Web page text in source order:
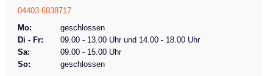
04403 6938717
Mo:
geschlossen
Di - Fr:
09.00 - 13.00 Uhr und 14.00 - 18.00 Uhr
Sa:
09.00 - 15.00 Uhr
So:
geschlossen